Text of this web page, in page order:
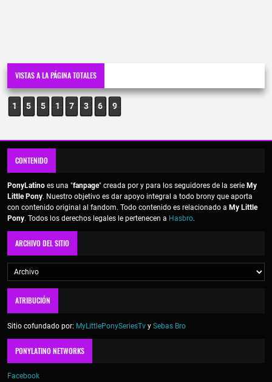
VISTAS A LA PÁGINA TOTALES
1 5 5 1 7 3 7 0
CONTENIDO
PonyLatino es una "fanpage" creada por y para los seguidores de la serie My
Little Pony. Nuestro objetivo es dar apoyo integral a todo brony que aporta
con contenido original al fandom. Todo contenido es relacionado a My Little
Pony. Todos los derechos legales le pertenecen a Hasbro.
ARCHIVO DEL SITIO
ATRIBUCIÓN
Sitio cofundado por: MyLittlePonySeriesTv y Sebas Bro
PONYLATINO NETWORKS
Facebook